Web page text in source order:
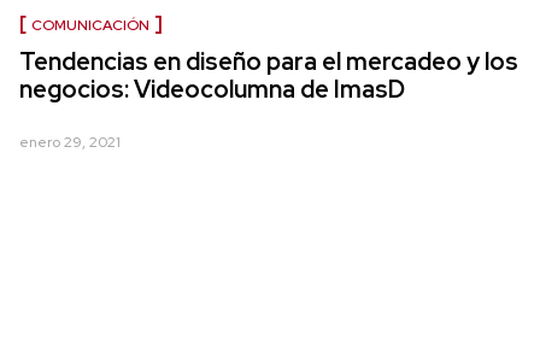
COMUNICACIÓN
Tendencias en diseño para el mercadeo y los
negocios: Videocolumna de ImasD
enero 29, 2021